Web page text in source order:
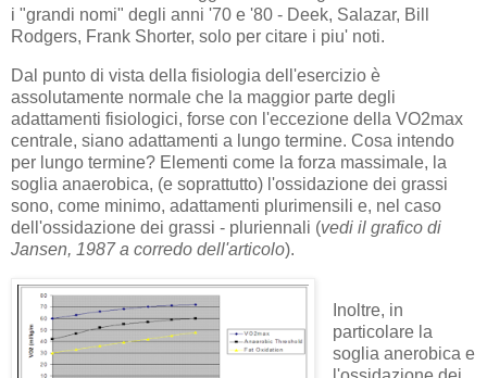
i "grandi nomi" degli anni '70 e '80 - Deek, Salazar, Bill
Rodgers, Frank Shorter, solo per citare i piu' noti.
Dal punto di vista della fisiologia dell'esercizio è
assolutamente normale che la maggior parte degli
adattamenti fisiologici, forse con l'eccezione della VO2max
centrale, siano adattamenti a lungo termine. Cosa intendo
per lungo termine? Elementi come la forza massimale, la
soglia anaerobica, (e soprattutto) l'ossidazione dei grassi
sono, come minimo, adattamenti plurimensili e, nel caso
dell'ossidazione dei grassi - pluriennali (vedi il grafico di
Jansen, 1987 a corredo dell'articolo).
Inoltre, in
particolare la
soglia anerobica e